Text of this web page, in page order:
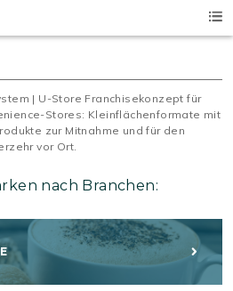
| U-Store Franchisekonzept für
Stores: Kleinflächenformate mit
zur Mitnahme und für den
vor Ort.
nach Branchen: